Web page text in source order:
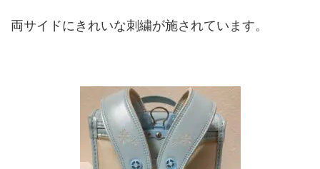
両サイドにきれいな刺繍が施されています。